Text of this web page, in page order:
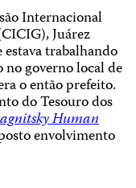
Internacional
Juárez
trabalhando
governo local de
o então prefeito.
do Tesouro dos
Human
envolvimento